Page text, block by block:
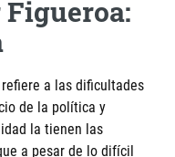
a las dificultades
de la política y
la tienen las
a pesar de lo difícil